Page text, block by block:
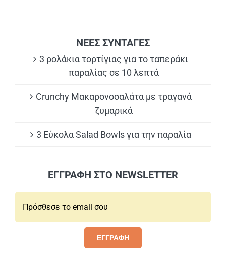
ΝΕΕΣ ΣΥΝΤΑΓΕΣ
3 ρολάκια τορτίγιας για το ταπεράκι
παραλίας σε 10 λεπτά
Crunchy Μακαρονοσαλάτα με τραγανά
ζυμαρικά
3 Εύκολα Salad Bowls για την παραλία
ΕΓΓΡΑΦΗ ΣΤΟ NEWSLETTER
ΕΓΓΡΑΦΗ